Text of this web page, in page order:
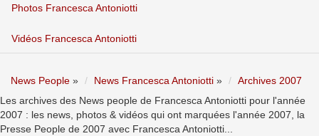
Photos Francesca Antoniotti
Vidéos Francesca Antoniotti
News People » News Francesca Antoniotti »
Archives 2007
Les archives des News people de Francesca Antoniotti pour l'année
2007 : les news, photos & vidéos qui ont marquées l'année 2007, la
Presse People de 2007 avec Francesca Antoniotti...